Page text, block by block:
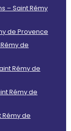
– Saint Rémy
de Provence
de
Rémy de
Rémy de
de